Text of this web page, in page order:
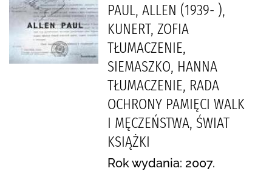
PAUL, ALLEN (1939- ),
KUNERT, ZOFIA
TŁUMACZENIE,
SIEMASZKO, HANNA
TŁUMACZENIE, RADA
OCHRONY PAMIĘCI WALK
I MĘCZEŃSTWA, ŚWIAT
KSIĄŻKI
Rok wydania: 2007.